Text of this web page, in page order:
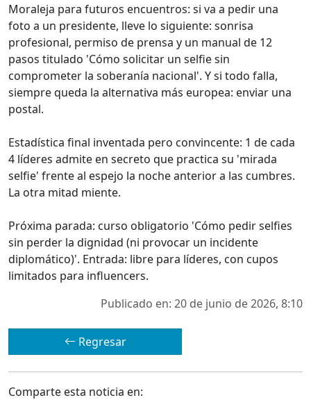
Moraleja para futuros encuentros: si va a pedir una
foto a un presidente, lleve lo siguiente: sonrisa
profesional, permiso de prensa y un manual de 12
pasos titulado 'Cómo solicitar un selfie sin
comprometer la soberanía nacional'. Y si todo falla,
siempre queda la alternativa más europea: enviar una
postal.
Estadística final inventada pero convincente: 1 de cada
4 líderes admite en secreto que practica su 'mirada
selfie' frente al espejo la noche anterior a las cumbres.
La otra mitad miente.
Próxima parada: curso obligatorio 'Cómo pedir selfies
sin perder la dignidad (ni provocar un incidente
diplomático)'. Entrada: libre para líderes, con cupos
limitados para influencers.
Publicado en: 20 de junio de 2026, 8:10
Regresar
Comparte esta noticia en: